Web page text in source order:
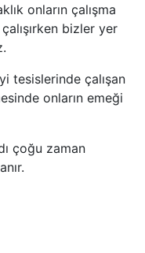
onların çalışma
bizler yer
tesislerinde çalışan
onların emeği
çoğu zaman